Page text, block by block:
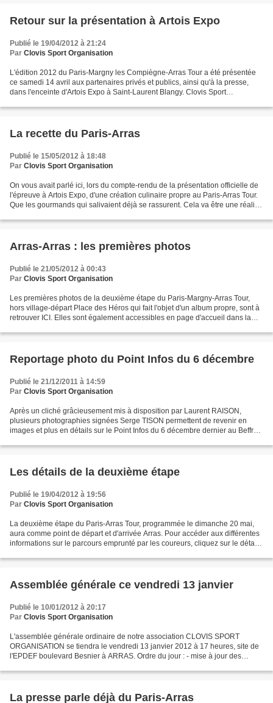
Retour sur la présentation à Artois Expo
Publié le 19/04/2012 à 21:24
Par Clovis Sport Organisation
L'édition 2012 du Paris-Margny les Compiègne-Arras Tour a été présentée
ce samedi 14 avril aux partenaires privés et publics, ainsi qu'à la presse,
dans l'enceinte d'Artois Expo à Saint-Laurent Blangy. Clovis Sport
La recette du Paris-Arras
Publié le 15/05/2012 à 18:48
Par Clovis Sport Organisation
On vous avait parlé ici, lors du compte-rendu de la présentation officielle de
l'épreuve à Artois Expo, d'une création culinaire propre au Paris-Arras Tour.
Que les gourmands qui salivaient déjà se rassurent. Cela va être une réalité
Arras-Arras : les premières photos
Publié le 21/05/2012 à 00:43
Par Clovis Sport Organisation
Les premières photos de la deuxième étape du Paris-Margny-Arras Tour,
hors village-départ Place des Héros qui fait l'objet d'un album propre, sont à
retrouver ICI. Elles sont également accessibles en page d'accueil dans la
Reportage photo du Point Infos du 6 décembre
Publié le 21/12/2011 à 14:59
Par Clovis Sport Organisation
Après un cliché grâcieusement mis à disposition par Laurent RAISON,
plusieurs photographies signées Serge TISON permettent de revenir en
images et plus en détails sur le Point Infos du 6 décembre dernier au Beffroi
Les détails de la deuxième étape
Publié le 19/04/2012 à 19:56
Par Clovis Sport Organisation
La deuxième étape du Paris-Arras Tour, programmée le dimanche 20 mai,
aura comme point de départ et d'arrivée Arras. Pour accéder aux différentes
informations sur le parcours emprunté par les coureurs, cliquez sur le détail
Assemblée générale ce vendredi 13 janvier
Publié le 10/01/2012 à 20:17
Par Clovis Sport Organisation
L'assemblée générale ordinaire de notre association CLOVIS SPORT
ORGANISATION se tiendra le vendredi 13 janvier 2012 à 17 heures, site de
l'EPDEF boulevard Besnier à ARRAS. Ordre du jour : - mise à jour des
La presse parle déjà du Paris-Arras